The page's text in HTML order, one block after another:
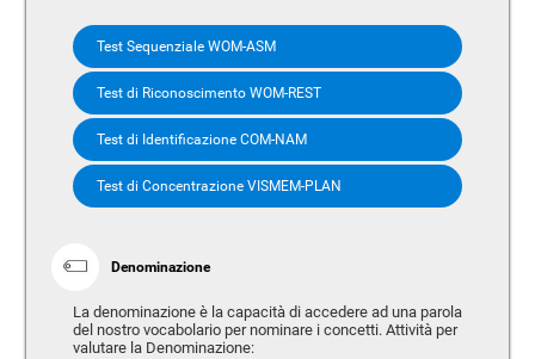
Test Sequenziale WOM-ASM
Test di Riconoscimento WOM-REST
Test di Identificazione COM-NAM
Test di Concentrazione VISMEM-PLAN
Denominazione
La denominazione è la capacità di accedere ad una parola
del nostro vocabolario per nominare i concetti. Attività per
valutare la Denominazione: